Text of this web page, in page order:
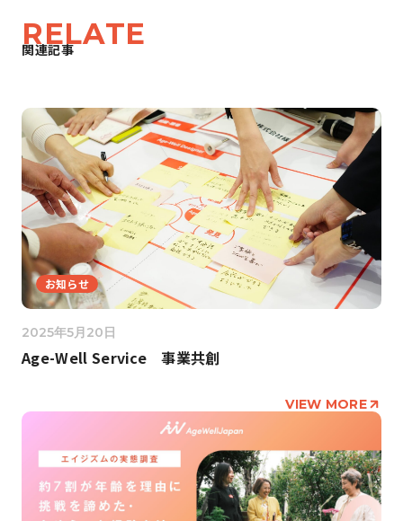
RELATE
関連記事
お知らせ
2025年5月20日
Age-Well Service 事業共創
VIEW MORE